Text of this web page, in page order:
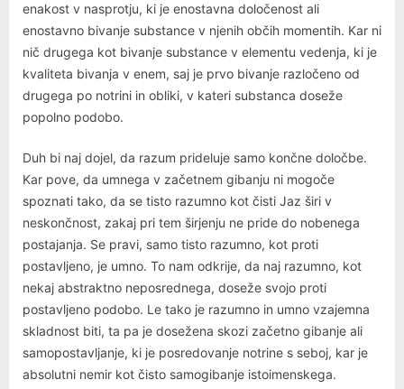
enakost v nasprotju, ki je enostavna določenost ali
enostavno bivanje substance v njenih občih momentih. Kar ni
nič drugega kot bivanje substance v elementu vedenja, ki je
kvaliteta bivanja v enem, saj je prvo bivanje razločeno od
drugega po notrini in obliki, v kateri substanca doseže
popolno podobo.
Duh bi naj dojel, da razum prideluje samo končne določbe.
Kar pove, da umnega v začetnem gibanju ni mogoče
spoznati tako, da se tisto razumno kot čisti Jaz širi v
neskončnost, zakaj pri tem širjenju ne pride do nobenega
postajanja. Se pravi, samo tisto razumno, kot proti
postavljeno, je umno. To nam odkrije, da naj razumno, kot
nekaj abstraktno neposrednega, doseže svojo proti
postavljeno podobo. Le tako je razumno in umno vzajemna
skladnost biti, ta pa je dosežena skozi začetno gibanje ali
samopostavljanje, ki je posredovanje notrine s seboj, kar je
absolutni nemir kot čisto samogibanje istoimenskega.